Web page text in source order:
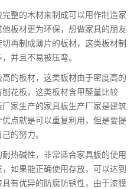
完整的木材来制成可以用作制造家
板材更为环保，想做家具的朋友
再制成薄片的板材，这类板材制
并且不易被压弯。
的板材，这类板材由于密度高的
花板，这类板材含甲醛量比较
家生产的家具板生产厂家是建筑
点就是可以重复利用，但是要提
的努力。
碱性，非常适合家具板的使用
如果能正确使用存放，可以达到
有优异的防腐防锈性，由于漆膜